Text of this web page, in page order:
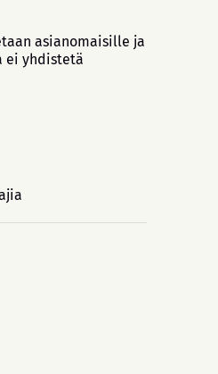
asianomaisille ja
ei yhdistetä